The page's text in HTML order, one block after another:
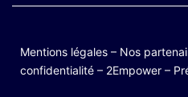
Mentions légales – Nos
confidentialité – 2Empower –